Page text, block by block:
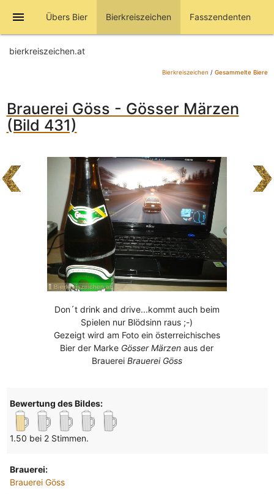
menu Übers Bier Bierkreiszeichen Fasszendenten
bierkreiszeichen.at
Bierkreiszeichen / Gesammelte Biere
Brauerei Göss - Gösser Märzen
(Bild 431)
Don´t drink and drive...kommt auch beim
Spielen nur Blödsinn raus ;-)
Gezeigt wird am Foto ein österreichisches
Bier der Marke Gösser Märzen aus der
Brauerei Brauerei Göss
Bewertung des Bildes:
1.50 bei 2 Stimmen.
Brauerei:
Brauerei Göss